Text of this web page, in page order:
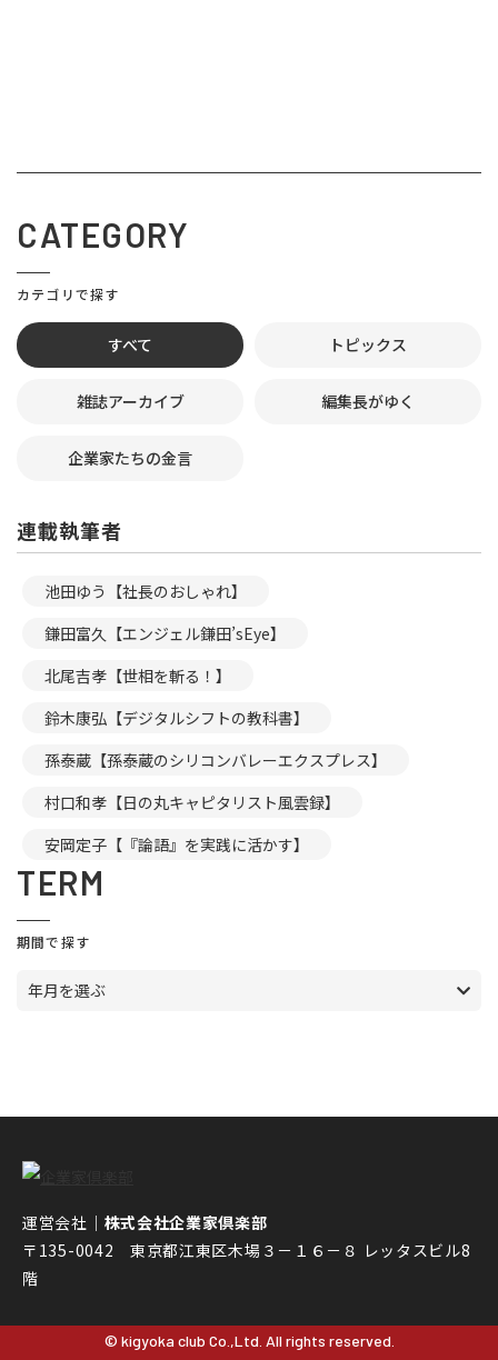
CATEGORY
カテゴリで探す
すべて トピックス
雑誌アーカイブ 編集長がゆく
企業家たちの金言
連載執筆者
池田ゆう【社長のおしゃれ】
鎌田富久【エンジェル鎌田’sEye】
北尾吉孝【世相を斬る！】
鈴木康弘【デジタルシフトの教科書】
孫泰蔵【孫泰蔵のシリコンバレーエクスプレス】
村口和孝【日の丸キャピタリスト風雲録】
安岡定子【『論語』を実践に活かす】
TERM
期間で探す
年月を選ぶ
運営会社｜ 株式会社企業家倶楽部
〒135-0042 東京都江東区木場３－１６－８ レッタスビル8
階
© kigyoka club Co.,Ltd. All rights reserved.